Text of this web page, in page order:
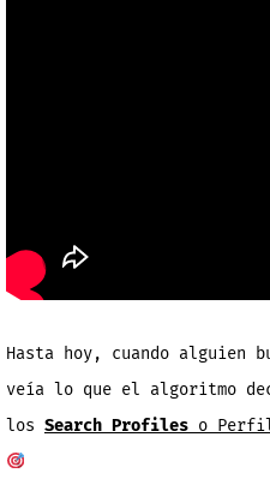
Hasta hoy, cuando alguien
veía lo que el algoritmo
los Search Profiles o